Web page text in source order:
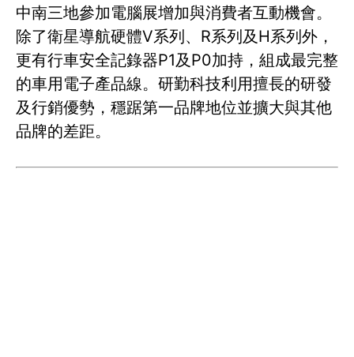
中南三地參加電腦展增加與消費者互動機會。
除了衛星導航硬體V系列、R系列及H系列外，
更有行車安全記錄器P1及P0加持，組成最完整
的車用電子產品線。研勤科技利用擅長的研發
及行銷優勢，穩踞第一品牌地位並擴大與其他
品牌的差距。